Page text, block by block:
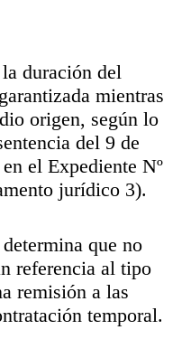
duración del
mientras
origen, según lo
del 9 de
el Expediente Nº
jurídico 3).
que no
referencia al tipo
remisión a las
temporal.